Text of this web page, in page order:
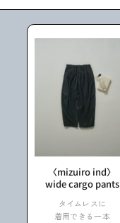
〈mizuiro ind〉
wide cargo pants
タイムレスに
着用できる一本